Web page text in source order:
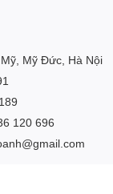
Mỹ Đức, Hà Nội
120 696